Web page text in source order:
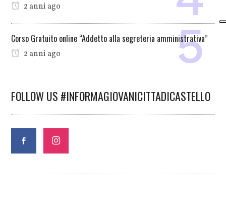
2 anni ago
Corso Gratuito online “Addetto alla segreteria amministrativa”
2 anni ago
FOLLOW US #INFORMAGIOVANICITTADICASTELLO